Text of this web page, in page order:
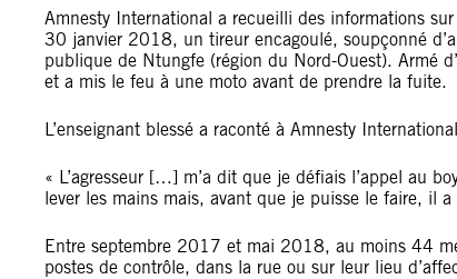
Amnesty International a recueilli des informations
30 janvier 2018, un tireur encagoulé, soupçonné
publique de Ntungfe (région du Nord-Ouest). Armé
et a mis le feu à une moto avant de prendre la fuite.
L’enseignant blessé a raconté à Amnesty
« L’agresseur […] m’a dit que je défiais l’appel au
lever les mains mais, avant que je puisse le faire, il
Entre septembre 2017 et mai 2018, au moins 44
postes de contrôle, dans la rue ou sur leur lieu